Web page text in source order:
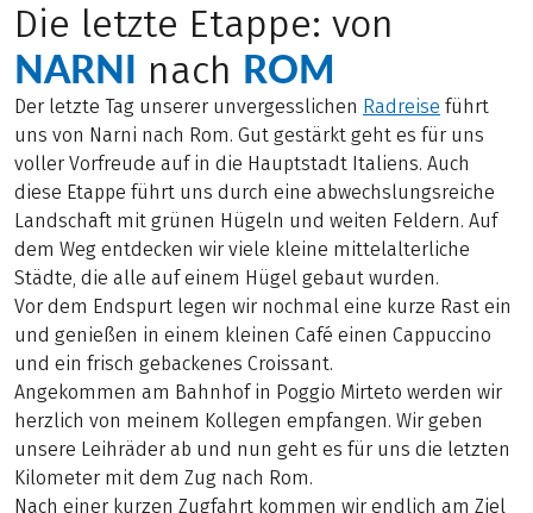
Die letzte Etappe: von
NARNI nach ROM
Der letzte Tag unserer unvergesslichen Radreise führt
uns von Narni nach Rom. Gut gestärkt geht es für uns
voller Vorfreude auf in die Hauptstadt Italiens. Auch
diese Etappe führt uns durch eine abwechslungsreiche
Landschaft mit grünen Hügeln und weiten Feldern. Auf
dem Weg entdecken wir viele kleine mittelalterliche
Städte, die alle auf einem Hügel gebaut wurden.
Vor dem Endspurt legen wir nochmal eine kurze Rast ein
und genießen in einem kleinen Café einen Cappuccino
und ein frisch gebackenes Croissant.
Angekommen am Bahnhof in Poggio Mirteto werden wir
herzlich von meinem Kollegen empfangen. Wir geben
unsere Leihräder ab und nun geht es für uns die letzten
Kilometer mit dem Zug nach Rom.
Nach einer kurzen Zugfahrt kommen wir endlich am Ziel